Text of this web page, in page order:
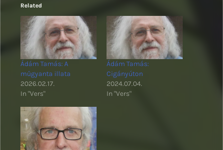
Related
Ádám Tamás: A
műgyanta illata
2026.02.17.
In "Vers"
Ádám Tamás:
Cigányúton
2024.07.04.
In "Vers"